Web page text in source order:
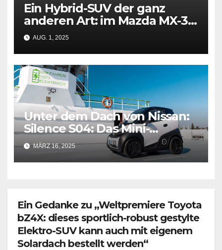
Ein Hybrid-SUV der ganz
anderen Art: im Mazda MX-30
R-EV lädt ein
Kreiskolbenmotor den Akku
vom E-Antrieb
AUG. 1, 2025
Unter dem Dach von Nissan:
Silence S04: Das Mini-
Elektroauto für die Stadt und
ab 15 Jahren
MÄRZ 16, 2025
Ein Gedanke zu „Weltpremiere Toyota
bZ4X: dieses sportlich-robust gestylte
Elektro-SUV kann auch mit eigenem
Solardach bestellt werden“